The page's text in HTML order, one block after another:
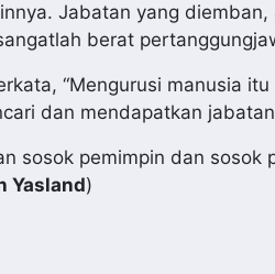
Jabatan yang
berat
“Mengurusi manusia
dan mendapatkan
sosok pemimpin dan
Yasland)